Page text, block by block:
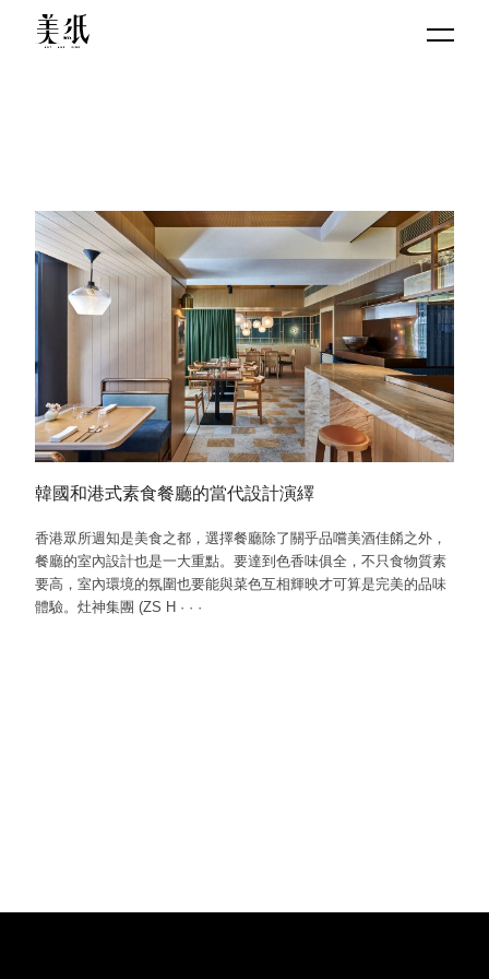
韓國和港式素食餐廳的當代設計演繹
香港眾所週知是美食之都，選擇餐廳除了關乎品嚐美酒佳餚之外，
餐廳的室內設計也是一大重點。要達到色香味俱全，不只食物質素
要高，室內環境的氛圍也要能與菜色互相輝映才可算是完美的品味
體驗。灶神集團 (ZS H · · ·